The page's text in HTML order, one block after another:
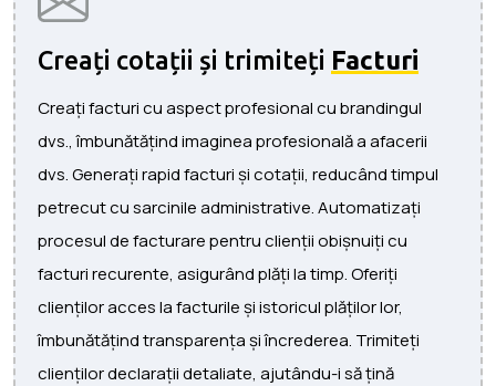
Creați cotații și trimiteți Facturi
Creați facturi cu aspect profesional cu brandingul
dvs., îmbunătățind imaginea profesională a afacerii
dvs. Generați rapid facturi și cotații, reducând timpul
petrecut cu sarcinile administrative. Automatizați
procesul de facturare pentru clienții obișnuiți cu
facturi recurente, asigurând plăți la timp. Oferiți
clienților acces la facturile și istoricul plăților lor,
îmbunătățind transparența și încrederea. Trimiteți
clienților declarații detaliate, ajutându-i să țină